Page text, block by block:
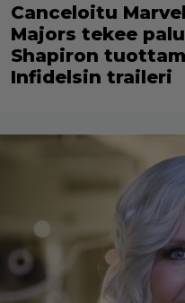
Canceloitu
Majors tekee
Shapiron
Infidelsin traileri